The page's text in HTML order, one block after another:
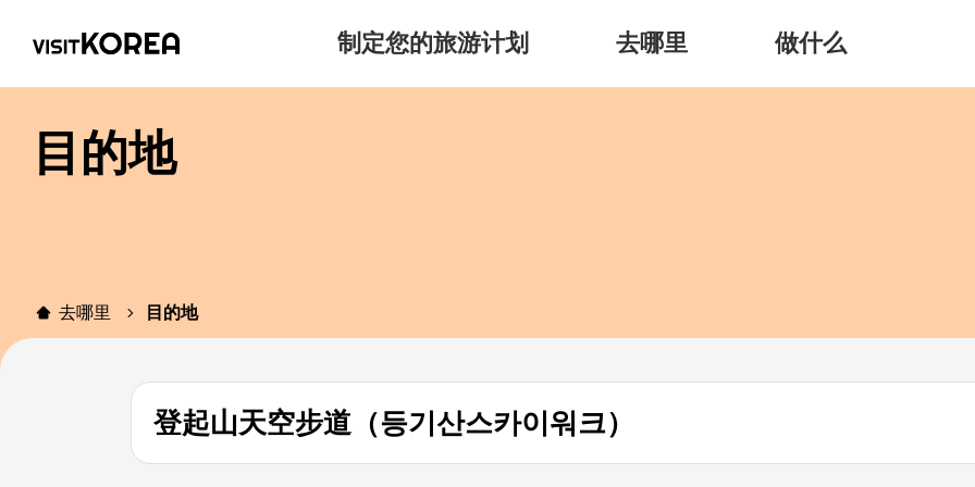
制定您的旅游计划 去哪里 做什么
目的地
去哪里 目的地
登起山天空步道（등기산스카이워크）